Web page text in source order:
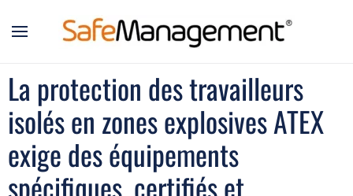
Skip to main content
La protection des travailleurs
isolés en zones explosives ATEX
exige des équipements
spécifiques, certifiés et